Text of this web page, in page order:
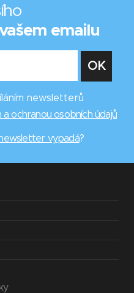
emailu
newsletterů
a ochranou osobních údajů
vypadá?